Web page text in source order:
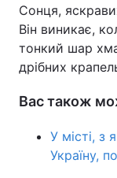
Сонця,
Він виникає,
тонкий шар
дрібних
Вас також
У місті, з
Україну,